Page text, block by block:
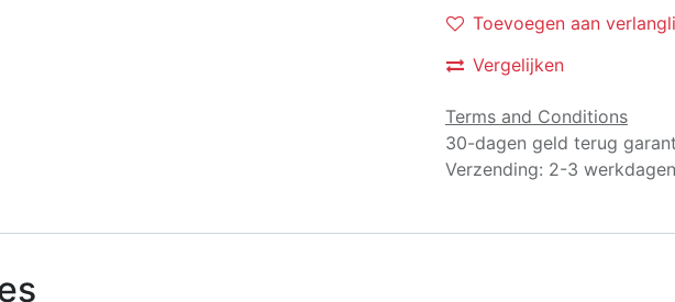
Toevoegen aan
Vergelijken
Terms and Conditions
30-dagen geld terug
Verzending: 2-3 werkdagen